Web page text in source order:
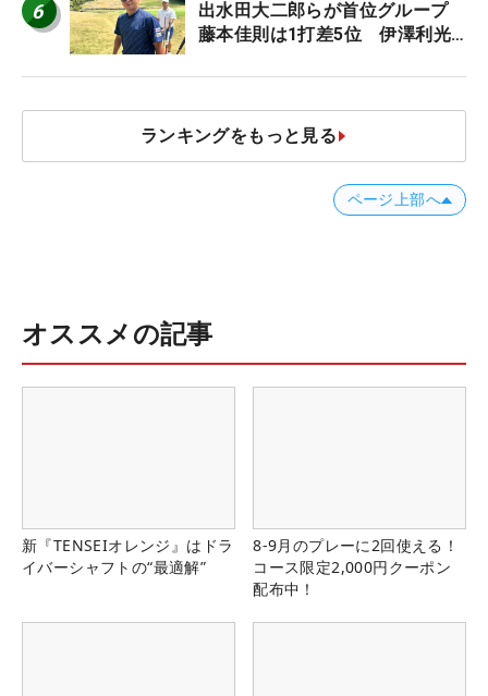
6
出水田大二郎らが首位グループ
藤本佳則は1打差5位 伊澤利光
JOYX OPEN】
ランキングをもっと見る
ページ上部へ
オススメの記事
新『TENSEIオレンジ』はドラ
イバーシャフトの“最適解”
8-9月のプレーに2回使える！
コース限定2,000円クーポン
配布中！